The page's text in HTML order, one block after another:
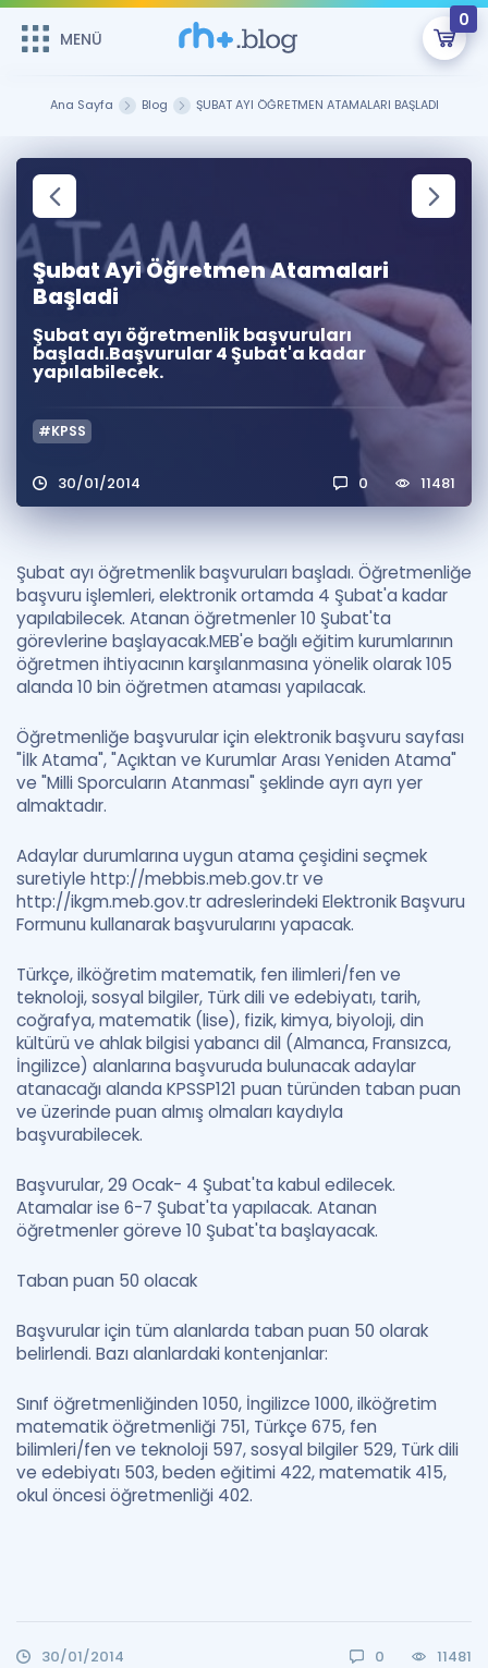
MENÜ
0
Şifremi Hatırlamıyorum
GİRİŞ YAP
ÜYE DEĞİLİM
Sepetin Şu An Boş.
Remzi Hoca ile seni sınava hazırlayacak onlarca eğitim seni
MENÜ
Çalışma Paketleri
Kitaplar ve Kaynaklar
Katılımcı Görüşleri
Faydalı Araçlar
Ücretsiz Kaynaklar
Puan Hesaplama
ÖSYM Sınav Takvimi
Kampanyalar
İngilizce Gramer
İngilizce Gramer
Hakkımızda
Soru & Cevap
Ana Sayfa Blog ŞUBAT AYI ÖĞRETMEN ATAMALARI BAŞLADI
Şubat Ayi Öğretmen Atamalari
Başladi
Şubat ayı öğretmenlik başvuruları
başladı.Başvurular 4 Şubat'a kadar
yapılabilecek.
#KPSS
30/01/2014 0 11481
Şubat ayı öğretmenlik başvuruları başladı. Öğretmenliğe
başvuru işlemleri, elektronik ortamda 4 Şubat'a kadar
yapılabilecek. Atanan öğretmenler 10 Şubat'ta
görevlerine başlayacak.MEB'e bağlı eğitim kurumlarının
öğretmen ihtiyacının karşılanmasına yönelik olarak 105
alanda 10 bin öğretmen ataması yapılacak.
Öğretmenliğe başvurular için elektronik başvuru sayfası
"İlk Atama", "Açıktan ve Kurumlar Arası Yeniden Atama"
ve "Milli Sporcuların Atanması" şeklinde ayrı ayrı yer
almaktadır.
Adaylar durumlarına uygun atama çeşidini seçmek
suretiyle http://mebbis.meb.gov.tr ve
http://ikgm.meb.gov.tr adreslerindeki Elektronik Başvuru
Formunu kullanarak başvurularını yapacak.
Türkçe, ilköğretim matematik, fen ilimleri/fen ve
teknoloji, sosyal bilgiler, Türk dili ve edebiyatı, tarih,
coğrafya, matematik (lise), fizik, kimya, biyoloji, din
kültürü ve ahlak bilgisi yabancı dil (Almanca, Fransızca,
İngilizce) alanlarına başvuruda bulunacak adaylar
atanacağı alanda KPSSP121 puan türünden taban puan
ve üzerinde puan almış olmaları kaydıyla
başvurabilecek.
Başvurular, 29 Ocak- 4 Şubat'ta kabul edilecek.
Atamalar ise 6-7 Şubat'ta yapılacak. Atanan
öğretmenler göreve 10 Şubat'ta başlayacak.
Taban puan 50 olacak
Başvurular için tüm alanlarda taban puan 50 olarak
belirlendi. Bazı alanlardaki kontenjanlar:
Sınıf öğretmenliğinden 1050, İngilizce 1000, ilköğretim
matematik öğretmenliği 751, Türkçe 675, fen
bilimleri/fen ve teknoloji 597, sosyal bilgiler 529, Türk dili
ve edebiyatı 503, beden eğitimi 422, matematik 415,
okul öncesi öğretmenliği 402.
30/01/2014 0 11481